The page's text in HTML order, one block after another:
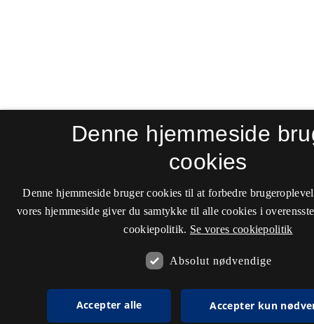
Denne hjemmeside
cookies
Denne hjemmeside bruger cookies til at forbedre
vores hjemmeside giver du samtykke til alle cookies i
cookiepolitik. Se vores cookiepolitik
Absolut nødvendige
Accepter alle Accepter kun